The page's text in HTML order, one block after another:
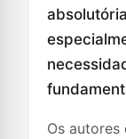
Os autores